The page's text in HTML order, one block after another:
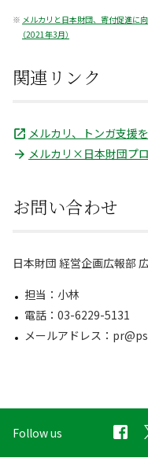
※ メルカリと日本財団、寄付促進に
（2021年3月）
関連リンク
メルカリ、トンガ支援
メルカリ×日本財団プ
お問い合わせ
日本財団 経営企画広報部
担当：小林
電話：03-6229-5131
メールアドレス：
Follow us